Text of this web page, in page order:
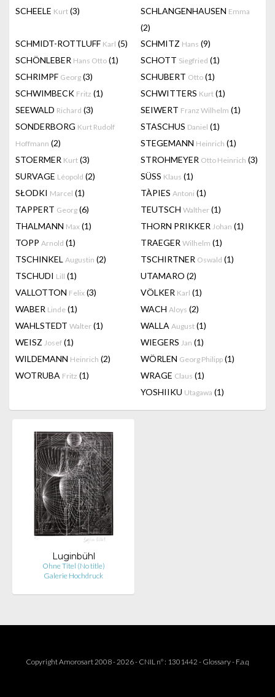
SCHEELE Kurt (3) SCHLANGENHAUSEN Emma
(2)
SCHMIDT-ROTTLUFF Karl (5) SCHMITZ Hans (9)
SCHÖNLEBER Hans Otto (1) SCHOTT Siegfried (1)
SCHRIMPF Georg (3) SCHUBERT Otto (1)
SCHWIMBECK Fritz (1) SCHWITTERS Kurt (1)
SEEWALD Richard (3) SEIWERT Franz Wilhelm (1)
SONDERBORG Kurt Rudolf
Hoffmann (2)
STASCHUS Daniel (1)
STEGEMANN Heinrich (1)
STOERMER Kurt (3) STROHMEYER Otto Heinrich (3)
SURVAGE Léopold (2) SÜSS Klaus (1)
SŁODKI Marcel (1) TÀPIES Antoni (1)
TAPPERT Georg (6) TEUTSCH Walther (1)
THALMANN Max (1) THORN PRIKKER Johan (1)
TOPP Arnold (1) TRAEGER Wilhelm (1)
TSCHINKEL Augustin (2) TSCHIRTNER Oswald (1)
TSCHUDI Lill (1) UTAMARO (2)
VALLOTTON Felix (3) VÖLKER Karl (1)
WABER Linde (1) WACH Aloys (2)
WAHLSTEDT Walter (1) WALLA August (1)
WEISZ Josef (1) WIEGERS Jan (1)
WILDEMANN Heinrich (2) WÖRLEN Georg Philipp (1)
WOTRUBA Fritz (1) WRAGE Claus (1)
YOSHIIKU Utagawa (1)
Luginbühl
Ohne Titel (No title)
Galerie Hochdruck
Copyright Amorosart 2008 - 2026 - CNIL n° : 1301442 - Glossary- F.a.q